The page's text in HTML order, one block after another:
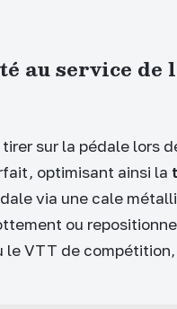
au service de
sur la pédale lors
optimisant ainsi la
via une cale
ou
le VTT de